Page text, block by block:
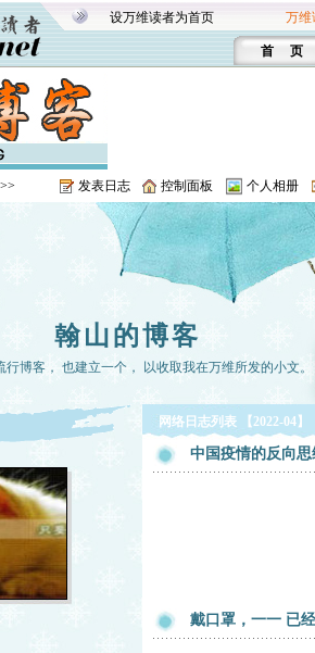
设万维读者为首页 万维
首 页
发表日志 控制面板 个人相册
翰山的博客
行博客， 也建立一个， 以收取我在万维所发的小文。
网络日志列表 【2022-04】
中国疫情的反向思
戴口罩，一一 已